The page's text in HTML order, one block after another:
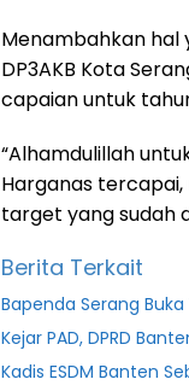
Menambahkan hal
DP3AKB Kota
capaian untuk
“Alhamdulillah
Harganas
target yang sudah
Berita Terkait
Bapenda Serang Buka
Kejar PAD, DPRD
Kadis ESDM Banten